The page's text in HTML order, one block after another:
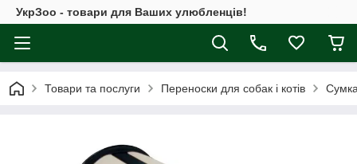
УкрЗоо - товари для Ваших улюбленців!
Товари та послуги Переноски для собак і котів